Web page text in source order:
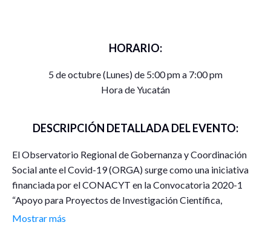
HORARIO:
5 de octubre (Lunes) de 5:00 pm a 7:00 pm
Hora de Yucatán
DESCRIPCIÓN DETALLADA DEL EVENTO:
El Observatorio Regional de Gobernanza y Coordinación
Social ante el Covid-19 (ORGA) surge como una iniciativa
financiada por el CONACYT en la Convocatoria 2020-1
“Apoyo para Proyectos de Investigación Científica,
Desarrollo Tecnológico e Innovación en Salud ante la
Mostrar más